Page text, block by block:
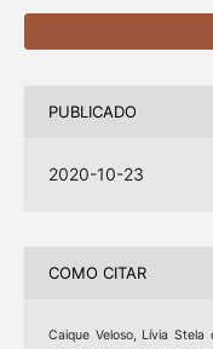
PUBLICADO
2020-10-23
COMO CITAR
Caique Veloso, Lívia